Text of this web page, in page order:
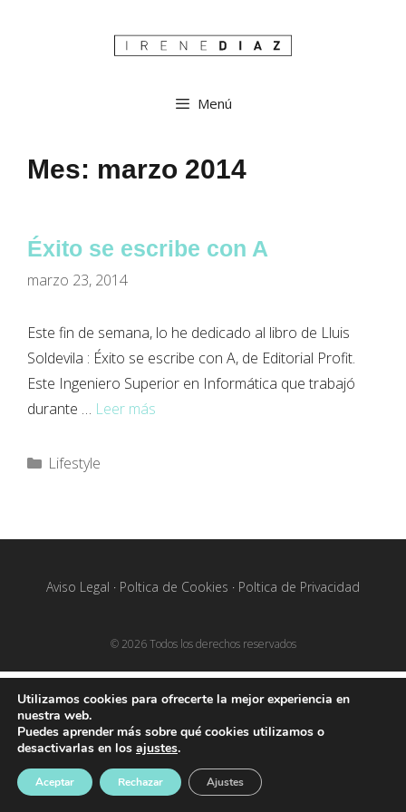
Menú
Mes: marzo 2014
Éxito se escribe con A
marzo 23, 2014
Este fin de semana, lo he dedicado al libro de Lluis
Soldevila : Éxito se escribe con A, de Editorial Profit.
Este Ingeniero Superior en Informática que trabajó
durante … Leer más
Lifestyle
Aviso Legal · Poltica de Cookies · Poltica de Privacidad
© 2026 Todos los derechos reservados
Utilizamos cookies para ofrecerte la mejor experiencia en
nuestra web.
Puedes aprender más sobre qué cookies utilizamos o
desactivarlas en los ajustes.
Aceptar Rechazar Ajustes